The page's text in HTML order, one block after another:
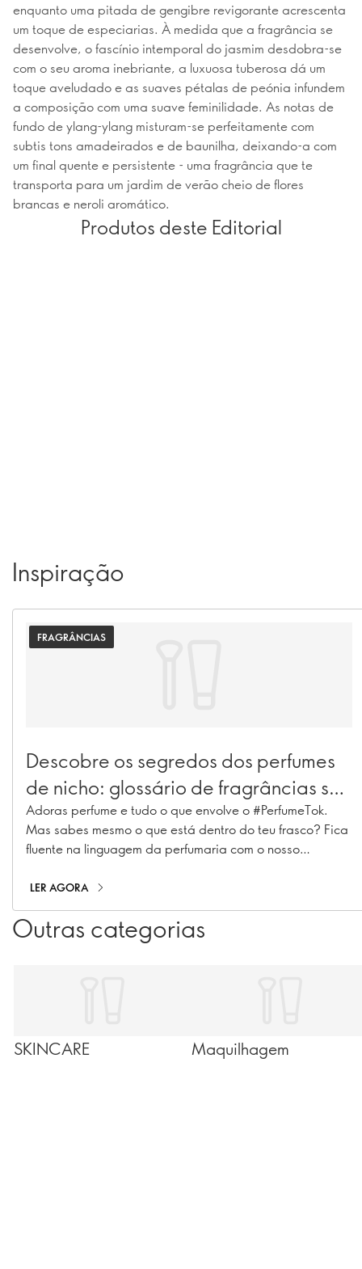
enquanto uma pitada de gengibre revigorante acrescenta
um toque de especiarias. À medida que a fragrância se
desenvolve, o fascínio intemporal do jasmim desdobra-se
com o seu aroma inebriante, a luxuosa tuberosa dá um
toque aveludado e as suaves pétalas de peónia infundem
a composição com uma suave feminilidade. As notas de
fundo de ylang-ylang misturam-se perfeitamente com
subtis tons amadeirados e de baunilha, deixando-a com
um final quente e persistente - uma fragrância que te
transporta para um jardim de verão cheio de flores
brancas e neroli aromático.
Produtos deste Editorial
Inspiração
FRAGRÂNCIAS
Descobre os segredos dos perfumes
de nicho: glossário de fragrâncias só
para insiders
Adoras perfume e tudo o que envolve o #PerfumeTok.
Mas sabes mesmo o que está dentro do teu frasco? Fica
fluente na linguagem da perfumaria com o nosso
os bastidores da criação de fragrâncias. Dos
ingredientes mais exclusivos aos segredos da perfumaria
de nicho, aqui encontras tudo o que precisas para falar
(e cheirar) como um verdadeiro insider. Continua a
LER AGORA
Outras categorias
SKINCARE Maquilhagem